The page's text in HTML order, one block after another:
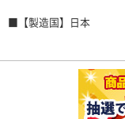
■【製造国】日本